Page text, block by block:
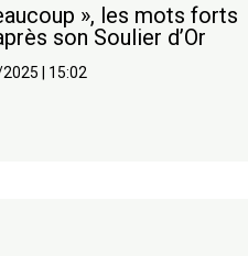
», les mots forts
son Soulier d’Or
15:02